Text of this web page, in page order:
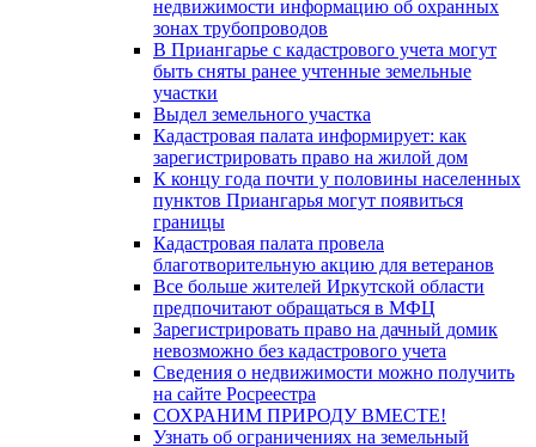
недвижимости информацию об охранных
зонах трубопроводов
В Приангарье с кадастрового учета могут
быть сняты ранее учтенные земельные
участки
Выдел земельного участка
Кадастровая палата информирует: как
зарегистрировать право на жилой дом
К концу года почти у половины населенных
пунктов Приангарья могут появиться
границы
Кадастровая палата провела
благотворительную акцию для ветеранов
Все больше жителей Иркутской области
предпочитают обращаться в МФЦ
Зарегистрировать право на дачный домик
невозможно без кадастрового учета
Сведения о недвижимости можно получить
на сайте Росреестра
СОХРАНИМ ПРИРОДУ ВМЕСТЕ!
Узнать об ограничениях на земельный